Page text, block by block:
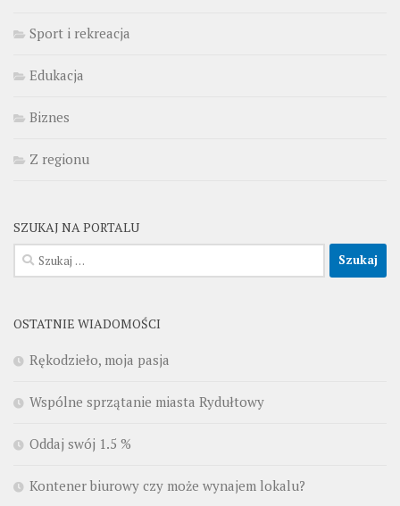
Sport i rekreacja
Edukacja
Biznes
Z regionu
SZUKAJ NA PORTALU
Szukaj:
OSTATNIE WIADOMOŚCI
Rękodzieło, moja pasja
Wspólne sprzątanie miasta Rydułtowy
Oddaj swój 1.5 %
Kontener biurowy czy może wynajem lokalu?